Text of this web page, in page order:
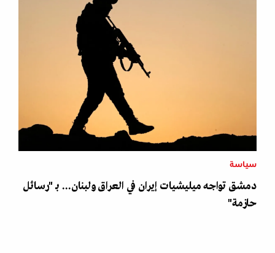
سياسة
دمشق تواجه ميليشيات إيران في العراق ولبنان... بـ "رسائل
حازمة"